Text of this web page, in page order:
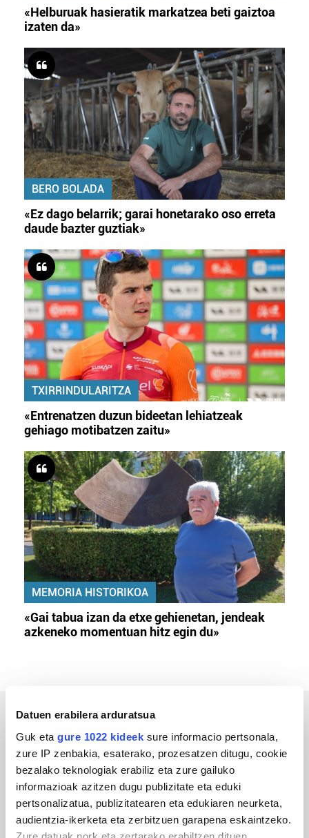
Datuen erabilera arduratsua
Guk eta gure 1022 kideek sure informacio pertsonala,
zure IP zenbakia, esaterako, prozesatzen ditugu, cookie
bezalako teknologiak erabiliz eta zure gailuko
informazioak azitzen dugu publizitate eta eduki
pertsonalizatua, publizitatearen eta edukiaren neurketa,
audientzia-ikerketa eta zerbitzuen garapena eskaintzeko.
«Helburuak hasieratik markatzea beti gaiztoa
izaten da»
BERO BOLADA
«Ez dago belarrik; garai honetarako oso erreta
daude bazter guztiak»
TXIRRINDULARITZA
«Entrenatzen duzun bideetan lehiatzeak
gehiago motibatzen zaitu»
MEMORIA HISTORIKOA
«Gai tabua izan da etxe gehienetan, jendeak
azkeneko momentuan hitz egin du»